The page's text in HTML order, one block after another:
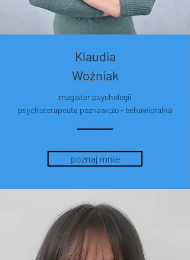
Klaudia
Woźniak
magister psychologii
psychoterapeuta poznawczo - behawioralna
poznaj mnie